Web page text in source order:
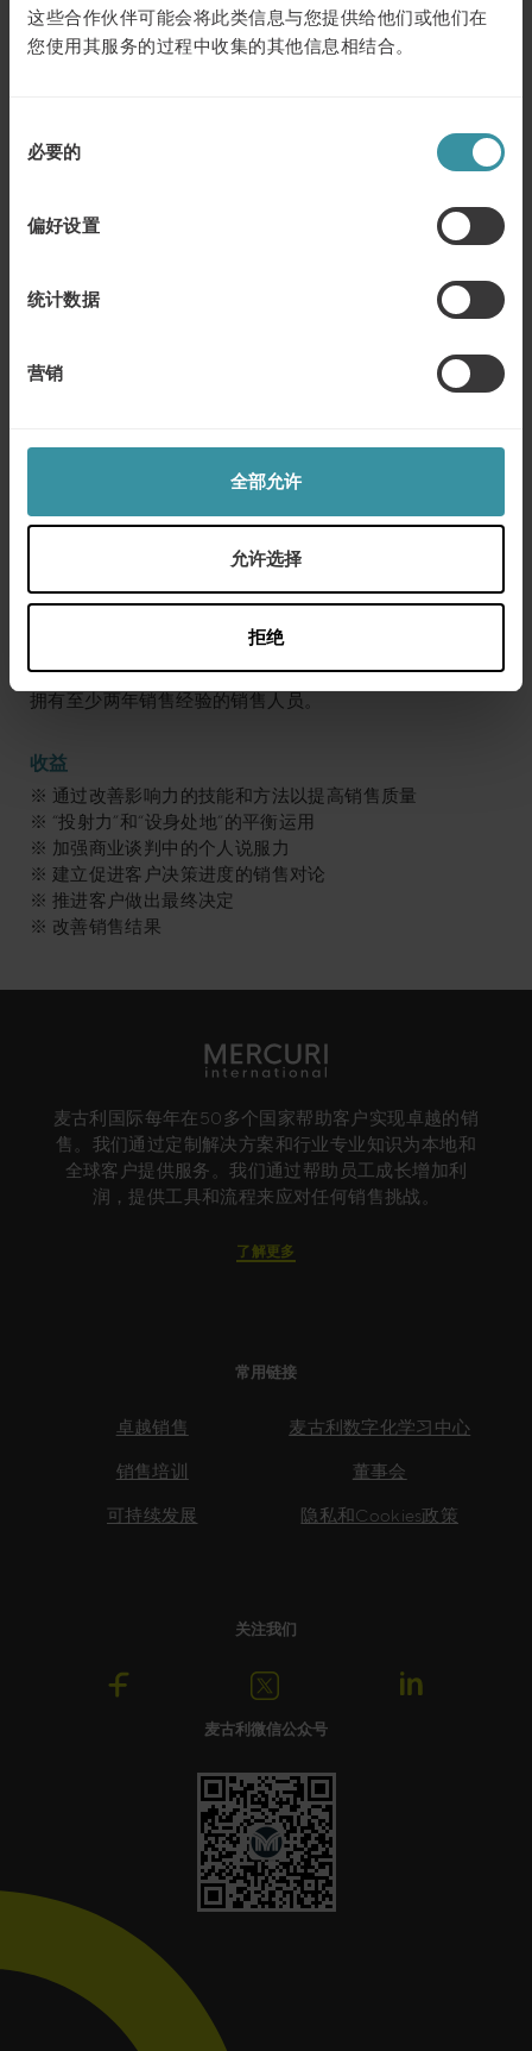
这些合作伙伴可能会将此类信息与您提供给他们或他们在
您使用其服务的过程中收集的其他信息相结合。
必要的
偏好设置
统计数据
营销
全部允许
允许选择
拒绝
2. 销售投射力的有效性
了解在什么场景下影响客户决策。探讨获得客户决策的主
介绍成功说服的“七大黄金法则”。特别关注措辞、动作和姿
习。
发现销售人员近期面临的具体销售形势。参考客户倾向
性，分析客户选择我方与竞争对手的决策标准，从而充分
格及方案。
将客户的异议转化为销售的武器，讨论最常见的或最难应
对的异议；学习怎样促使客户做决定；进行角色扮演强化
6. 总结并制定个人行动计划
与技巧能够运用在实际工作上。
针对对象
拥有至少两年销售经验的销售人员。
收益
※ 通过改善影响力的技能和方法以提高销售质量
※ “投射力”和“设身处地”的平衡运用
※ 加强商业谈判中的个人说服力
※ 建立促进客户决策进度的销售对论
※ 推进客户做出最终决定
※ 改善销售结果
麦古利国际每年在50多个国家帮助客户实现卓越的销
售。我们通过定制解决方案和行业专业知识为本地和
全球客户提供服务。我们通过帮助员工成长增加利
润，提供工具和流程来应对任何销售挑战。
了解更多
常用链接
卓越销售
销售培训
可持续发展
麦古利数字化学习中心
董事会
隐私和Cookies政策
关注我们
麦古利微信公众号